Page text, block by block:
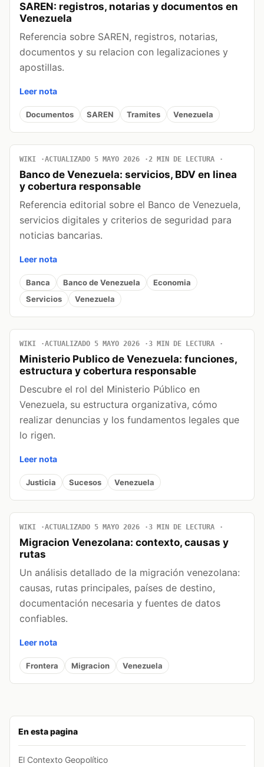
En esta pagina
El Contexto Geopolítico
SAREN: registros, notarias y documentos en
Venezuela
Referencia sobre SAREN, registros, notarias,
documentos y su relacion con legalizaciones y
apostillas.
Leer nota
Documentos SAREN Tramites Venezuela
WIKI ACTUALIZADO 5 MAYO 2026 2 MIN DE LECTURA
Banco de Venezuela: servicios, BDV en linea
y cobertura responsable
Referencia editorial sobre el Banco de Venezuela,
servicios digitales y criterios de seguridad para
noticias bancarias.
Leer nota
Banca Banco de Venezuela
Economia
Servicios
Venezuela
WIKI ACTUALIZADO 5 MAYO 2026 3 MIN DE LECTURA
Ministerio Publico de Venezuela: funciones,
estructura y cobertura responsable
Descubre el rol del Ministerio Público en
Venezuela, su estructura organizativa, cómo
realizar denuncias y los fundamentos legales que
lo rigen.
Leer nota
Justicia Sucesos Venezuela
WIKI ACTUALIZADO 5 MAYO 2026 3 MIN DE LECTURA
Migracion Venezolana: contexto, causas y
rutas
Un análisis detallado de la migración venezolana:
causas, rutas principales, países de destino,
documentación necesaria y fuentes de datos
confiables.
Leer nota
Frontera Migracion Venezuela